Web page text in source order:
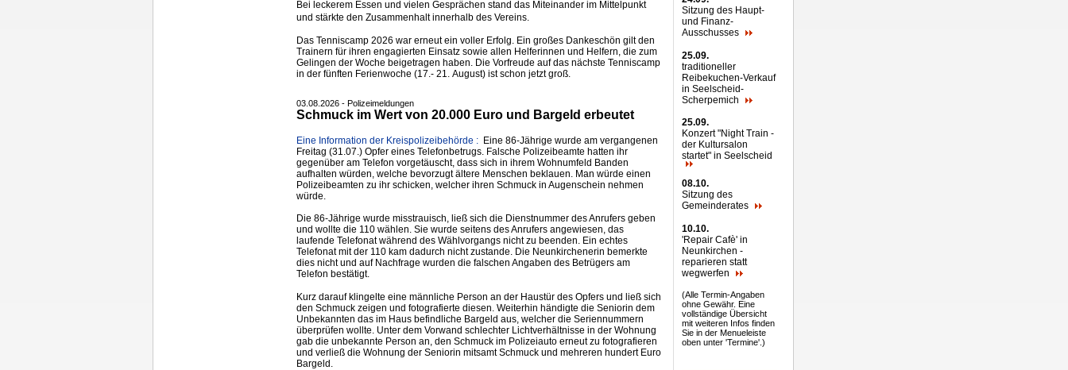
Bei leckerem Essen und vielen Gesprächen stand das Miteinander im Mittelpunkt
und stärkte den Zusammenhalt innerhalb des Vereins.
Das Tenniscamp 2026 war erneut ein voller Erfolg. Ein großes Dankeschön gilt den
Trainern für ihren engagierten Einsatz sowie allen Helferinnen und Helfern, die zum
Gelingen der Woche beigetragen haben. Die Vorfreude auf das nächste Tenniscamp
in der fünften Ferienwoche (17.- 21. August) ist schon jetzt groß.
03.08.2026 - Polizeimeldungen
Schmuck im Wert von 20.000 Euro und Bargeld erbeutet
Eine Information der Kreispolizeibehörde : Eine 86-Jährige wurde am vergangenen
Freitag (31.07.) Opfer eines Telefonbetrugs. Falsche Polizeibeamte hatten ihr
gegenüber am Telefon vorgetäuscht, dass sich in ihrem Wohnumfeld Banden
aufhalten würden, welche bevorzugt ältere Menschen beklauen. Man würde einen
Polizeibeamten zu ihr schicken, welcher ihren Schmuck in Augenschein nehmen
würde.
Die 86-Jährige wurde misstrauisch, ließ sich die Dienstnummer des Anrufers geben
und wollte die 110 wählen. Sie wurde seitens des Anrufers angewiesen, das
laufende Telefonat während des Wählvorgangs nicht zu beenden. Ein echtes
Telefonat mit der 110 kam dadurch nicht zustande. Die Neunkirchenerin bemerkte
dies nicht und auf Nachfrage wurden die falschen Angaben des Betrügers am
Telefon bestätigt.
Kurz darauf klingelte eine männliche Person an der Haustür des Opfers und ließ sich
den Schmuck zeigen und fotografierte diesen. Weiterhin händigte die Seniorin dem
Unbekannten das im Haus befindliche Bargeld aus, welcher die Seriennummern
überprüfen wollte. Unter dem Vorwand schlechter Lichtverhältnisse in der Wohnung
gab die unbekannte Person an, den Schmuck im Polizeiauto erneut zu fotografieren
und verließ die Wohnung der Seniorin mitsamt Schmuck und mehreren hundert Euro
Bargeld.
Sitzung des Haupt-
und Finanz-
Ausschusses
25.09.
traditioneller
Reibekuchen-Verkauf
in Seelscheid-
Scherpemich
25.09.
Konzert "Night Train -
der Kultursalon
startet" in Seelscheid
08.10.
Sitzung des
Gemeinderates
10.10.
'Repair Cafè' in
Neunkirchen -
reparieren statt
wegwerfen
(Alle Termin-Angaben
ohne Gewähr. Eine
vollständige Übersicht
mit weiteren Infos finden
Sie in der Menueleiste
oben unter 'Termine'.)